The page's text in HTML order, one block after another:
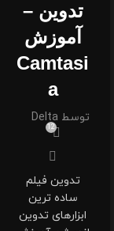
تدوین –
آموزش
Camtasi
a
توسط Delta
12
تدوین فیلم
ساده ترین
ابزارهای تدوین